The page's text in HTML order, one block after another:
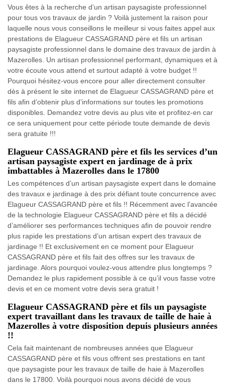
Vous êtes à la recherche d’un artisan paysagiste professionnel
pour tous vos travaux de jardin ? Voilà justement la raison pour
laquelle nous vous conseillons le meilleur si vous faites appel aux
prestations de Elagueur CASSAGRAND père et fils un artisan
paysagiste professionnel dans le domaine des travaux de jardin à
Mazerolles. Un artisan professionnel performant, dynamiques et à
votre écoute vous attend et surtout adapté à votre budget !!
Pourquoi hésitez-vous encore pour aller directement consulter
dès à présent le site internet de Elagueur CASSAGRAND père et
fils afin d’obtenir plus d’informations sur toutes les promotions
disponibles. Demandez votre devis au plus vite et profitez-en car
ce sera uniquement pour cette période toute demande de devis
sera gratuite !!!
Elagueur CASSAGRAND père et fils les services d’un
artisan paysagiste expert en jardinage de à prix
imbattables à Mazerolles dans le 17800
Les compétences d’un artisan paysagiste expert dans le domaine
des travaux e jardinage à des prix défiant toute concurrence avec
Elagueur CASSAGRAND père et fils !! Récemment avec l’avancée
de la technologie Elagueur CASSAGRAND père et fils a décidé
d’améliorer ses performances techniques afin de pouvoir rendre
plus rapide les prestations d’un artisan expert des travaux de
jardinage !! Et exclusivement en ce moment pour Elagueur
CASSAGRAND père et fils fait des offres sur les travaux de
jardinage. Alors pourquoi voulez-vous attendre plus longtemps ?
Demandez le plus rapidement possible à ce qu’il vous fasse votre
devis et en ce moment votre devis sera gratuit !
Elagueur CASSAGRAND père et fils un paysagiste
expert travaillant dans les travaux de taille de haie à
Mazerolles à votre disposition depuis plusieurs années
!!
Cela fait maintenant de nombreuses années que Elagueur
CASSAGRAND père et fils vous offrent ses prestations en tant
que paysagiste pour les travaux de taille de haie à Mazerolles
dans le 17800. Voilà pourquoi nous avons décidé de vous